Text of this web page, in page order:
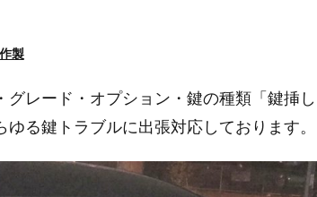
製
グレード・オプション・鍵の種類「鍵挿
る鍵トラブルに出張対応しております。